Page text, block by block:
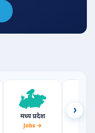
मध्य प्रदेश
Jobs →
›